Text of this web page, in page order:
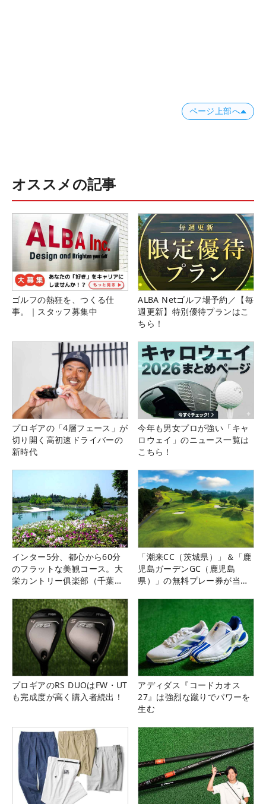
ページ上部へ
オススメの記事
ゴルフの熱狂を、つくる仕
事。｜スタッフ募集中
ALBA Netゴルフ場予約／【毎
週更新】特別優待プランはこ
ちら！
プロギアの「4層フェース」が
切り開く高初速ドライバーの
新時代
今年も男女プロが強い「キャ
ロウェイ」のニュース一覧は
こちら！
インター5分、都心から60分
のフラットな美観コース。大
栄カントリー俱楽部（千葉
「潮来CC（茨城県）」＆「鹿
児島ガーデンGC（鹿児島
県）」の無料プレー券が当た
プロギアのRS DUOはFW・UT
も完成度が高く購入者続出！
アディダス『コードカオス
27』は強烈な蹴りでパワーを
生む